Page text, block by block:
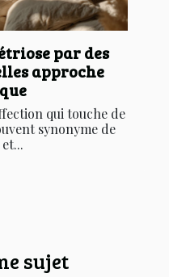
par des
approche
qui touche de
synonyme de
sujet